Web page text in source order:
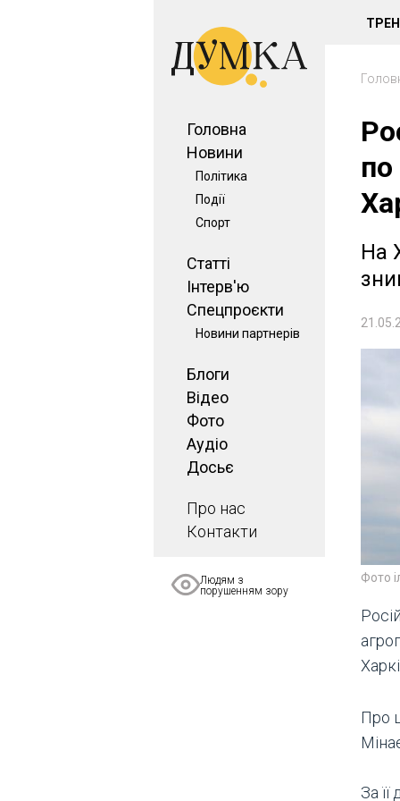
Головна
Новини
Політика
Події
Спорт
Статті
Інтерв'ю
Спецпроєкти
Новини партнерів
Блоги
Відео
Фото
Аудіо
Досьє
Про нас
Контакти
Людям з
порушенням зору
по
На
Фото
Про
За